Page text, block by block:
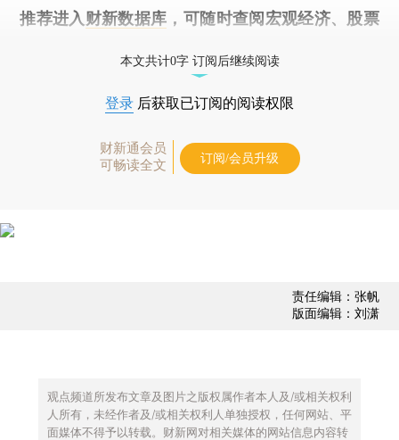
推荐进入 财新数据库 ，可随时查阅宏观经济、股票
本文共计0字 订阅后继续阅读
登录 后获取已订阅的阅读权限
财新通会员
可畅读全文
订阅/会员升级
责任编辑：张帆
版面编辑：刘潇
观点频道所发布文章及图片之版权属作者本人及/或相关权利
人所有，未经作者及/或相关权利人单独授权，任何网站、平
面媒体不得予以转载。财新网对相关媒体的网站信息内容转